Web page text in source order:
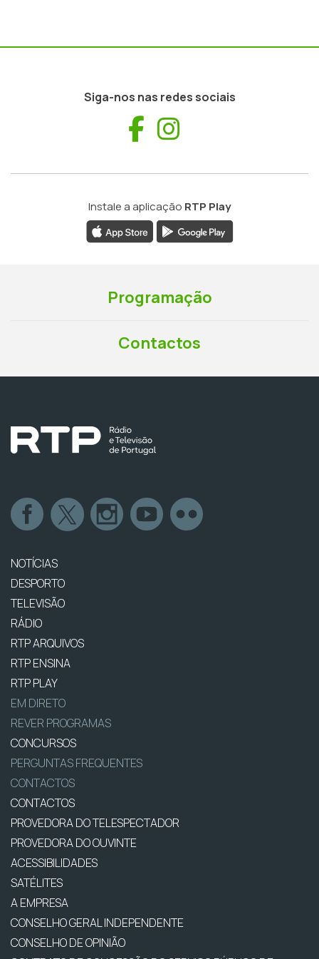
Siga-nos nas redes sociais
Facebook
Instale a aplicação RTP Play
Programação
Contactos
NOTÍCIAS
DESPORTO
TELEVISÃO
RÁDIO
RTP ARQUIVOS
RTP ENSINA
RTP PLAY
EM DIRETO
REVER PROGRAMAS
CONCURSOS
PERGUNTAS FREQUENTES
CONTACTOS
CONTACTOS
PROVEDORA DO TELESPECTADOR
PROVEDORA DO OUVINTE
ACESSIBILIDADES
SATÉLITES
A EMPRESA
CONSELHO GERAL INDEPENDENTE
CONSELHO DE OPINIÃO